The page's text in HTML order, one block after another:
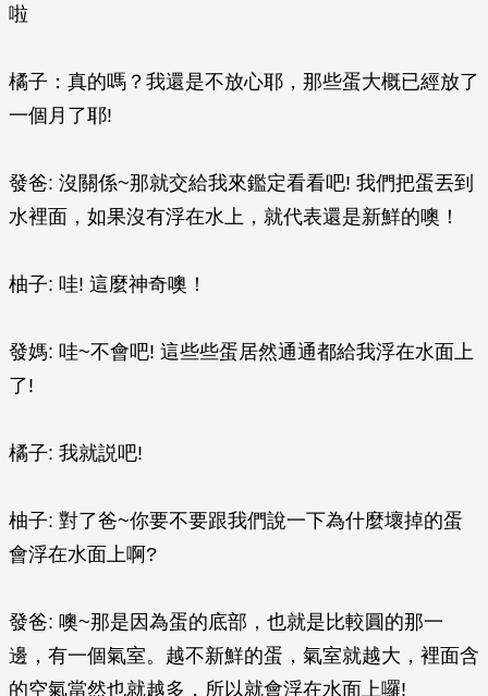
啦
橘子：真的嗎？我還是不放心耶，那些蛋大概已經放了
一個月了耶!
發爸: 沒關係~那就交給我來鑑定看看吧! 我們把蛋丟到
水裡面，如果沒有浮在水上，就代表還是新鮮的噢！
柚子: 哇! 這麼神奇噢！
發媽: 哇~不會吧! 這些些蛋居然通通都給我浮在水面上
了!
橘子: 我就説吧!
柚子: 對了爸~你要不要跟我們說一下為什麼壞掉的蛋
會浮在水面上啊?
發爸: 噢~那是因為蛋的底部，也就是比較圓的那一
邊，有一個氣室。越不新鮮的蛋，氣室就越大，裡面含
的空氣當然也就越多，所以就會浮在水面上囉!